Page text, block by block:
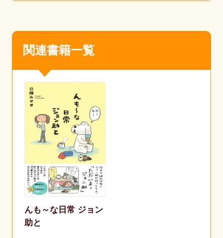
関連書籍一覧
んも～な日常 ジョン
助と